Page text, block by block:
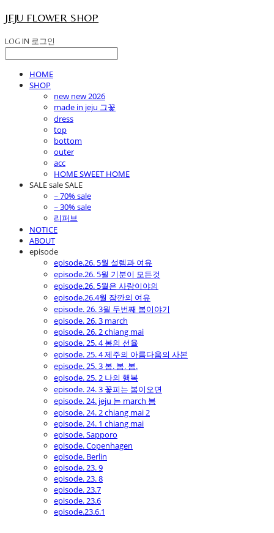
JEJU FLOWER SHOP
LOG IN 로그인
HOME
SHOP
new new 2026
made in jeju 그꽃
dress
top
bottom
outer
acc
HOME SWEET HOME
SALE sale SALE
~ 70% sale
~ 30% sale
리퍼브
NOTICE
ABOUT
episode
episode.26. 5월 설렘과 여유
episode.26. 5월 기분이 모든것
episode.26. 5월은 사랑이야의
episode.26.4월 잠깐의 여유
episode. 26. 3월 두번째 봄이야기
episode. 26. 3 march
episode. 26. 2 chiang mai
episode. 25. 4 봄의 선율
episode. 25. 4 제주의 아름다움의 사본
episode. 25. 3 봄. 봄. 봄.
episode. 25. 2 나의 행복
episode. 24. 3 꽃피는 봄이오면
episode. 24. jeju 는 march 봄
episode. 24. 2 chiang mai 2
episode. 24. 1 chiang mai
episode. Sapporo
episode. Copenhagen
episode. Berlin
episode. 23. 9
episode. 23. 8
episode. 23.7
episode. 23.6
episode.23.6.1